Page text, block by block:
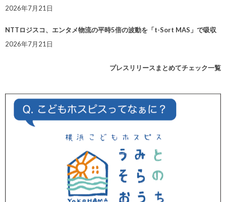
2026年7月21日
NTTロジスコ、エンタメ物流の平時5倍の波動を「t-Sort MAS」で吸収
2026年7月21日
プレスリリースまとめてチェック一覧